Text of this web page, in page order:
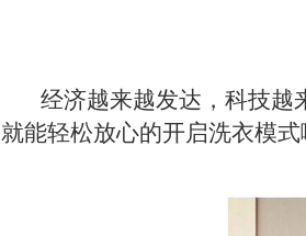
经济越来越发达，科技越
就能轻松放心的开启洗衣模